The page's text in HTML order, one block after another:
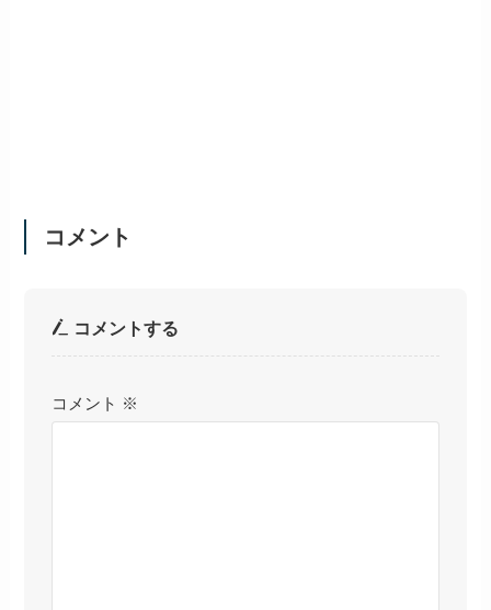
コメント
コメントする
コメント ※